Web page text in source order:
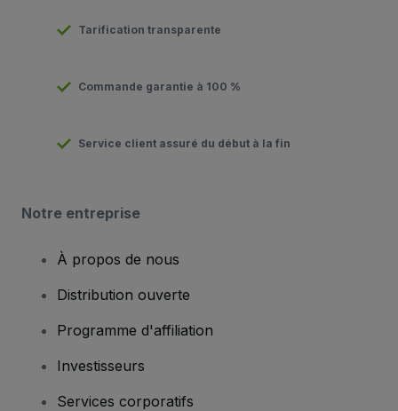
Tarification transparente
Commande garantie à 100 %
Service client assuré du début à la fin
Notre entreprise
À propos de nous
Distribution ouverte
Programme d'affiliation
Investisseurs
Services corporatifs